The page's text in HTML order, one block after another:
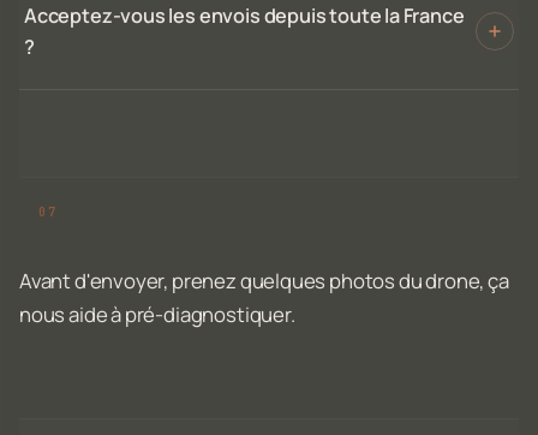
Acceptez-vous les envois depuis toute la France
?
Avant d'envoyer, prenez quelques photos du drone, ça
nous aide à pré-diagnostiquer.